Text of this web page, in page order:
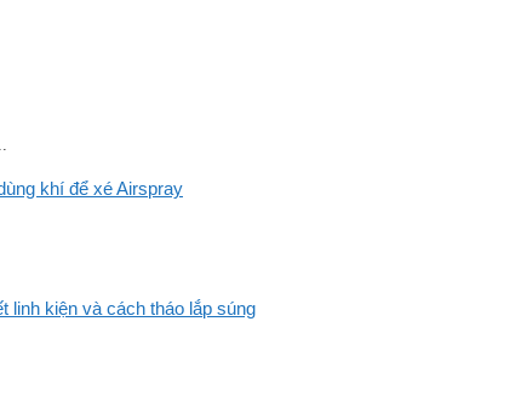
khí để xé Airspray
linh kiện và cách tháo lắp súng